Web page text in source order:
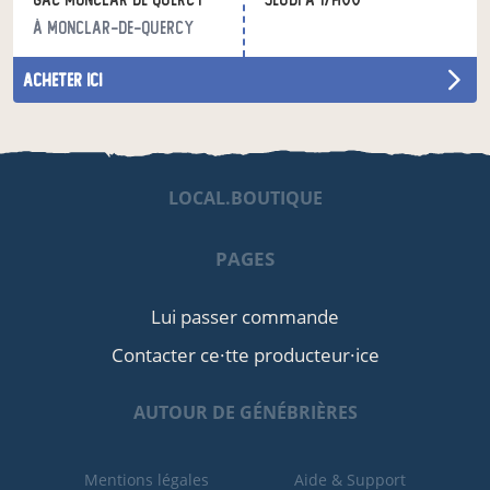
à Monclar-de-Quercy
acheter ici
LOCAL.BOUTIQUE
PAGES
Lui passer commande
Contacter ce·tte producteur·ice
AUTOUR DE GÉNÉBRIÈRES
Mentions légales Aide & Support